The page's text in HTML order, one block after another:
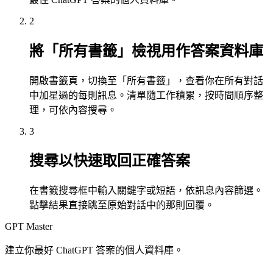
2
將「所有書籤」檢視用作答案資料庫
開啟書籤頁，切換至「所有書籤」，查看你在所有對話
中加星過的每則訊息。清單隨工作積累，按時間順序整
理，可依內容搜尋。
3
搜尋以快速取回正確答案
在書籤搜尋框中輸入關鍵字或短語，依訊息內容篩選。
點擊結果直接跳至原始對話中的那則回覆。
GPT Master
建立你最好 ChatGPT 答案的個人資料庫。